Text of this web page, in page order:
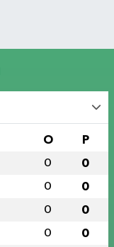
O P
0 0
0 0
0 0
0 0